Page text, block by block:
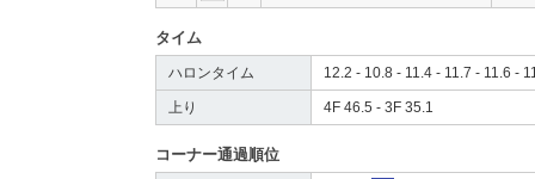
タイム
ハロンタイム 12.2 - 10.8 - 11.4 - 11.7 - 11.6 -
上り 4F 46.5 - 3F 35.1
コーナー通過順位